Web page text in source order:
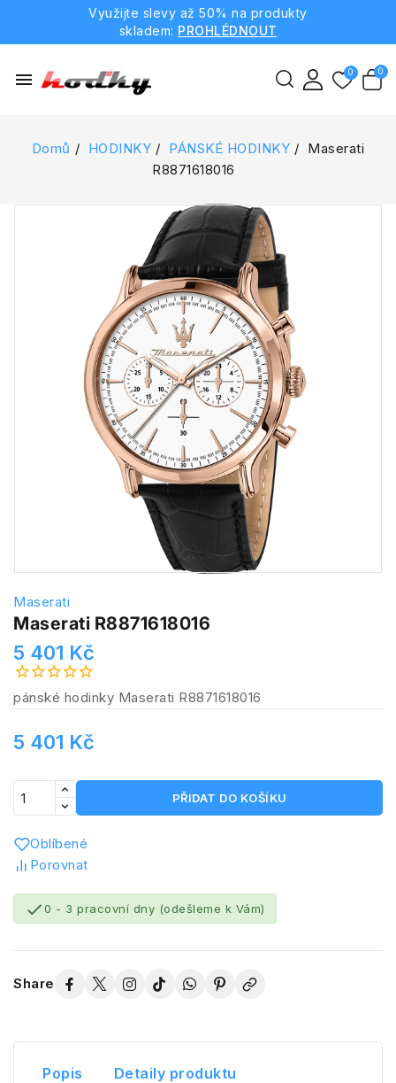
Využijte slevy až 50% na produkty
skladem: PROHLÉDNOUT
menu
Domů HODINKY PÁNSKÉ HODINKY
Maserati
R8871618016
Maserati
Maserati R8871618016
5 401 Kč
pánské hodinky Maserati R8871618016
5 401 Kč
PŘIDAT DO KOŠÍKU
Oblíbené
Porovnat
0 - 3 pracovní dny (odešleme k Vám)
Share
Popis Detaily produktu